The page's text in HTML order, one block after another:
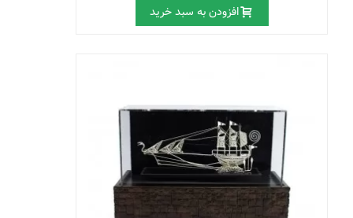
افزودن به سبد خرید